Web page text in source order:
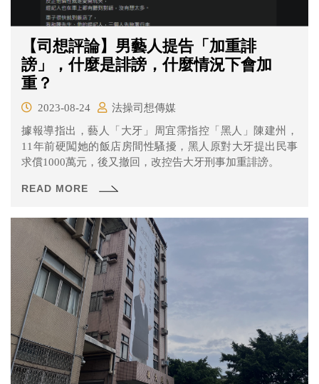
【司想評論】男藝人提告「加重誹
謗」，什麼是誹謗，什麼情況下會加
重？
2023-08-24
法操司想傳媒
據報導指出，藝人「大牙」周宜霈指控「黑人」陳建州，
11年前硬闖她的飯店房間性騷擾，黑人原對大牙提出民事
求償1000萬元，後又撤回，改控告大牙刑事加重誹謗。
READ MORE